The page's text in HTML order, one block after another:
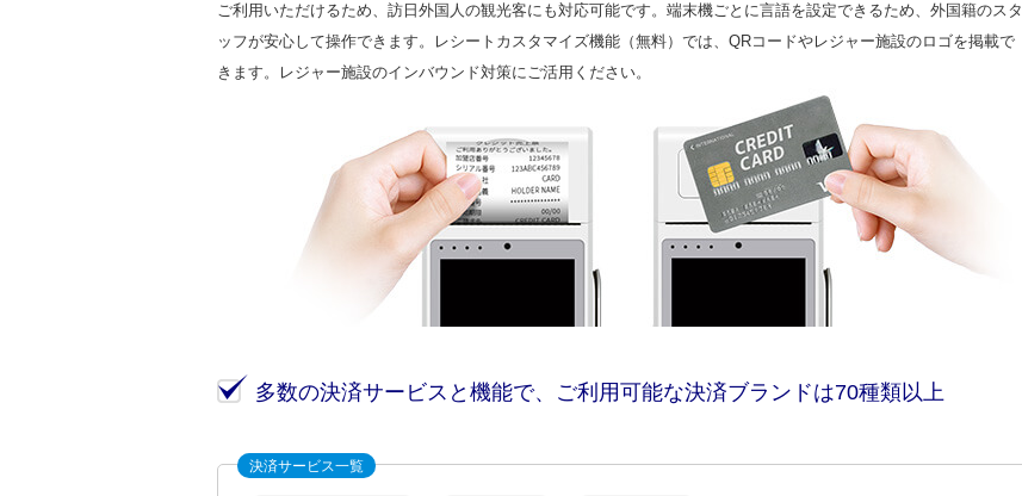
ご利用いただけるため、訪日外国人の観光客にも対応可能です。端末機ごとに言語を設定できるため、外国籍のスタ
ッフが安心して操作できます。レシートカスタマイズ機能（無料）では、QRコードやレジャー施設のロゴを掲載で
きます。レジャー施設のインバウンド対策にご活用ください。
多数の決済サービスと機能で、ご利用可能な決済ブランドは70種類以上
決済サービス一覧